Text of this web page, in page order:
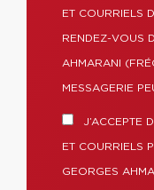
ET COURRIELS
RENDEZ-VOUS
AHMARANI
MESSAGERIE
J’ACCEPTE
ET COURRIELS
GEORGES